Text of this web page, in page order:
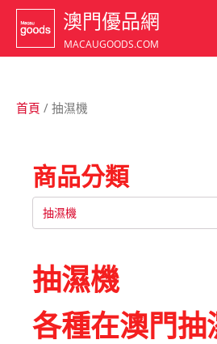
澳門優品網
MACAUGOODS.COM
首頁 / 抽濕機
商品分類
抽濕機
抽濕機
各種在澳門抽